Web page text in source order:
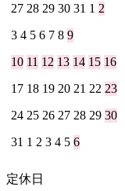
27 28 29 30 31 1 2
3 4 5 6 7 8 9
10 11 12 13 14 15 16
17 18 19 20 21 22 23
24 25 26 27 28 29 30
31 1 2 3 4 5 6
定休日